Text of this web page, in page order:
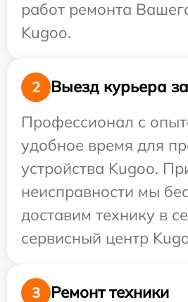
работ ремонта
Kugoo.
2
Выезд курьера
Профессионал с
удобное время для
устройства Kugoo.
неисправности мы
доставим технику в
сервисный центр
3 Ремонт техники